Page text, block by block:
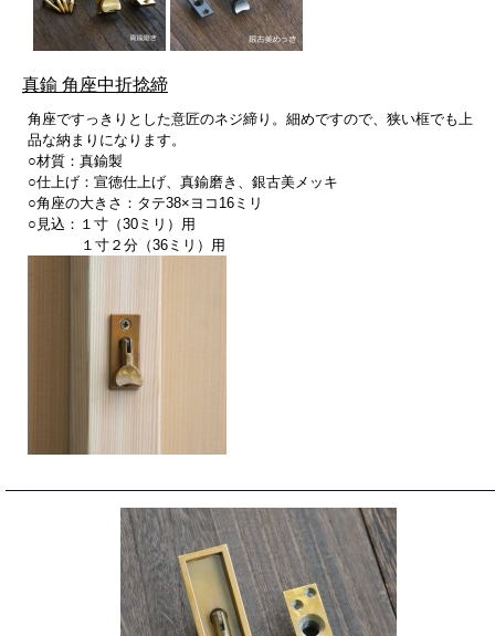
真鍮 角座中折捻締
角座ですっきりとした意匠のネジ締り。細めですので、狭い框でも上
品な納まりになります。
○材質：真鍮製
○仕上げ：宣徳仕上げ、真鍮磨き、銀古美メッキ
○角座の大きさ：タテ38×ヨコ16ミリ
○見込：１寸（30ミリ）用
１寸２分（36ミリ）用